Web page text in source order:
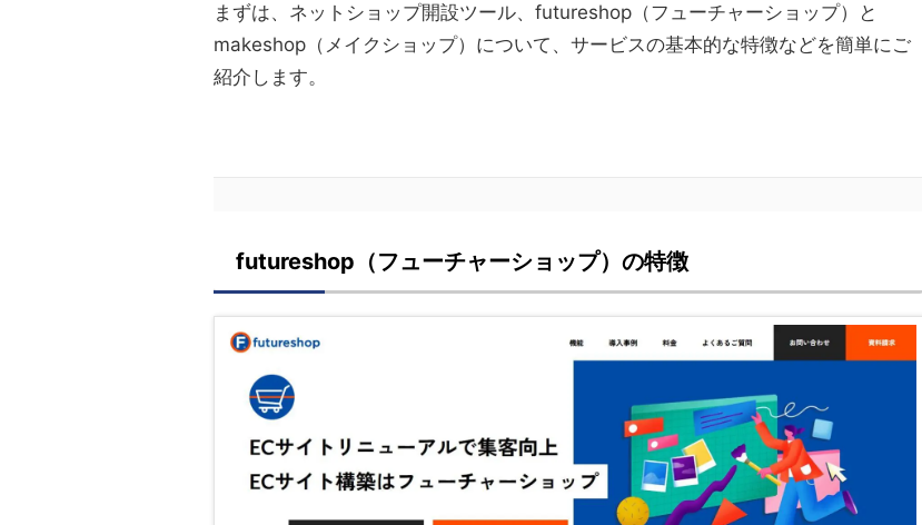
まずは、ネットショップ開設ツール、futureshop（フューチャーショップ）と
makeshop（メイクショップ）について、サービスの基本的な特徴などを簡単にご
紹介します。
futureshop（フューチャーショップ）の特徴